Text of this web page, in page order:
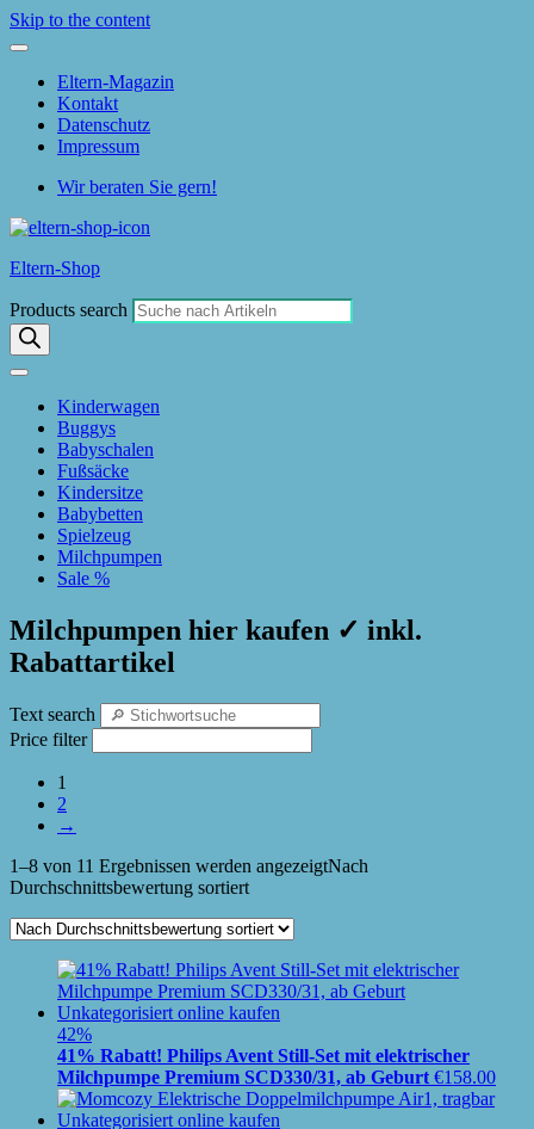
Skip to the content
Eltern-Magazin
Kontakt
Datenschutz
Impressum
Wir beraten Sie gern!
Eltern-Shop
Products search
Kinderwagen
Buggys
Babyschalen
Fußsäcke
Kindersitze
Babybetten
Spielzeug
Milchpumpen
Sale %
Milchpumpen hier kaufen ✓ inkl.
Rabattartikel
Text search
Price filter
1
2
→
1–8 von 11 Ergebnissen werden angezeigtNach
Durchschnittsbewertung sortiert
42%
41% Rabatt! Philips Avent Still-Set mit elektrischer
Milchpumpe Premium SCD330/31, ab Geburt €158.00